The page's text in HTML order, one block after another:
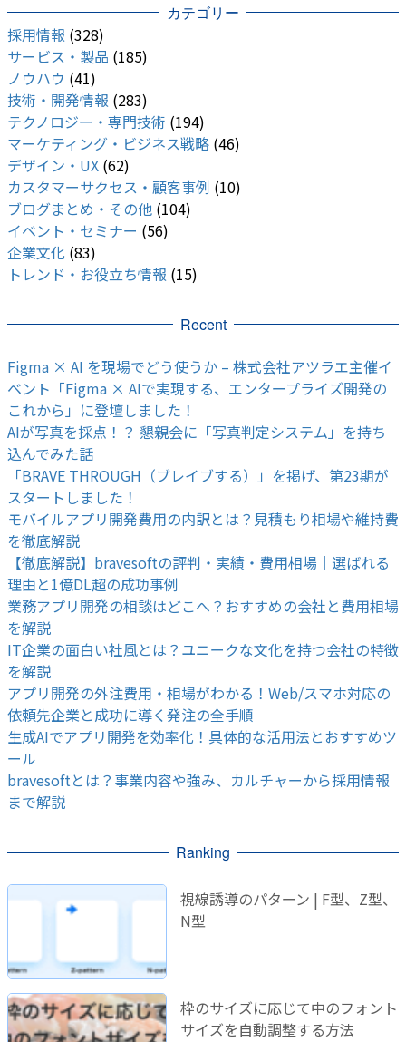
カテゴリー
採用情報 (328)
サービス・製品 (185)
ノウハウ (41)
技術・開発情報 (283)
テクノロジー・専門技術 (194)
マーケティング・ビジネス戦略 (46)
デザイン・UX (62)
カスタマーサクセス・顧客事例 (10)
ブログまとめ・その他 (104)
イベント・セミナー (56)
企業文化 (83)
トレンド・お役立ち情報 (15)
Recent
Figma × AI を現場でどう使うか – 株式会社アツラエ主催イ
ベント「Figma × AIで実現する、エンタープライズ開発の
これから」に登壇しました！
AIが写真を採点！？ 懇親会に「写真判定システム」を持ち
込んでみた話
「BRAVE THROUGH（ブレイブする）」を掲げ、第23期が
スタートしました！
モバイルアプリ開発費用の内訳とは？見積もり相場や維持費
を徹底解説
【徹底解説】bravesoftの評判・実績・費用相場｜選ばれる
理由と1億DL超の成功事例
業務アプリ開発の相談はどこへ？おすすめの会社と費用相場
を解説
IT企業の面白い社風とは？ユニークな文化を持つ会社の特徴
を解説
アプリ開発の外注費用・相場がわかる！Web/スマホ対応の
依頼先企業と成功に導く発注の全手順
生成AIでアプリ開発を効率化！具体的な活用法とおすすめツ
ール
bravesoftとは？事業内容や強み、カルチャーから採用情報
まで解説
Ranking
視線誘導のパターン | F型、Z型、
N型
枠のサイズに応じて中のフォント
サイズを自動調整する方法